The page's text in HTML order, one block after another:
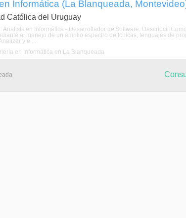
Informática (La Blanqueada,
Católica del Uruguay
Analista en Informática - Desarrollador de Software.
el manejo de un amplio espectro de tcnicas, lenguajes de
y e ...
en Informática en La Blanqueada